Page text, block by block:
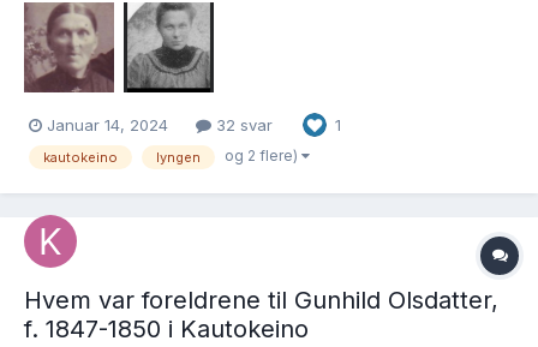
fra Sørfjorden i Ullsfjord. Hennes mor, da min tippoldemor, het
Ragnhild (tror fullt navn på henne er Ragn...
Januar 14, 2024 32 svar 1
kautokeino lyngen og 2 flere)
Hvem var foreldrene til Gunhild Olsdatter,
f. 1847-1850 i Kautokeino